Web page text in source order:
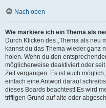
Nach oben
Wie markiere ich ein Thema als
Durch Klicken des „Thema als neu
kannst du das Thema wieder ganz
holen. Wenn du den
möglicherweise deaktiviert oder
Zeit vergangen. Es ist auch
einfach eine Antwort darauf
dieses Boards beachtest! Es wird
triftigen Grund auf alte oder